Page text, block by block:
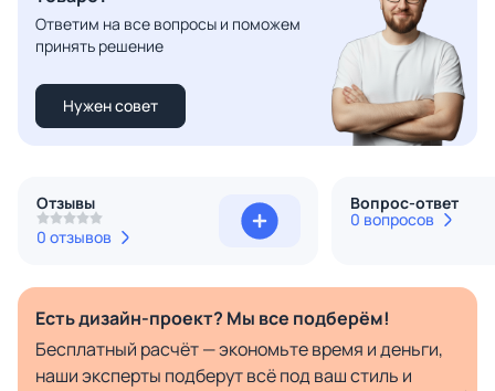
Ответим на все вопросы и поможем
принять решение
Нужен совет
Отзывы
0 отзывов
Вопрос-ответ
0 вопросов
Есть дизайн-проект? Мы все подберём!
Бесплатный расчёт — экономьте время и деньги,
наши эксперты подберут всё под ваш стиль и